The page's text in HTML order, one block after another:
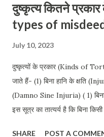
दुष्कृत्य कितने
types of
July 10, 2023
दुष्कृत्यों के प्रकार (Kinds of
जाते हैं- (1) बिना हानि के क्षति
(Damno Sine Injuria) ( 1)
इस सूत्र का तात्यर्य है कि बिना किसी
SHARE POST A